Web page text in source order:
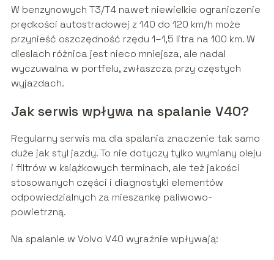
W benzynowych T3/T4 nawet niewielkie ograniczenie
prędkości autostradowej z 140 do 120 km/h może
przynieść oszczędność rzędu 1–1,5 litra na 100 km. W
dieslach różnica jest nieco mniejsza, ale nadal
wyczuwalna w portfelu, zwłaszcza przy częstych
wyjazdach.
Jak serwis wpływa na spalanie V40?
Regularny serwis ma dla spalania znaczenie tak samo
duże jak styl jazdy. To nie dotyczy tylko wymiany oleju
i filtrów w książkowych terminach, ale też jakości
stosowanych części i diagnostyki elementów
odpowiedzialnych za mieszankę paliwowo-
powietrzną.
Na spalanie w Volvo V40 wyraźnie wpływają: